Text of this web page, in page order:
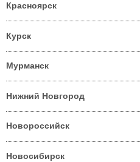
Красноярск
Курск
Мурманск
Нижний Новгород
Новороссийск
Новосибирск